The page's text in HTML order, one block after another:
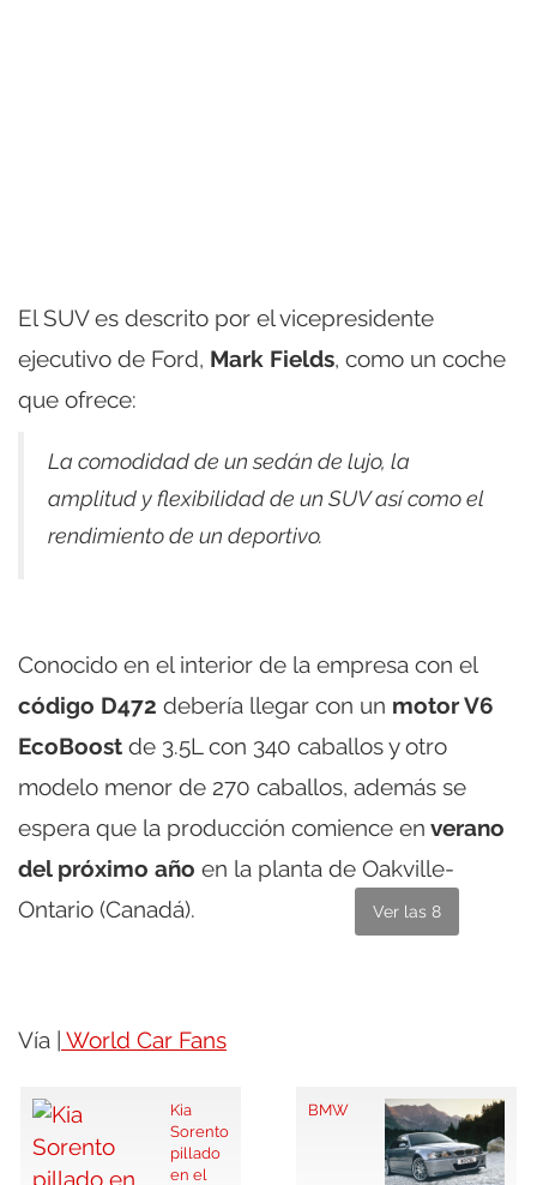
El SUV es descrito por el vicepresidente
ejecutivo de Ford, Mark Fields, como un coche
que ofrece:
La comodidad de un sedán de lujo, la
amplitud y flexibilidad de un SUV así como el
rendimiento de un deportivo.
Conocido en el interior de la empresa con el
código D472 debería llegar con un motor V6
EcoBoost de 3.5L con 340 caballos y otro
modelo menor de 270 caballos, además se
espera que la producción comience en verano
del próximo año en la planta de Oakville-
Ontario (Canadá).
Ver las 8
Vía | World Car Fans
Kia
Sorento
pillado
en el
BMW